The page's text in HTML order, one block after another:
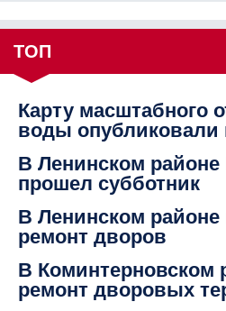
ТОП
Карту масштабного
воды опубликовали
В Ленинском
прошел субботник
В Ленинском районе
ремонт дворов
В Коминтерновском
ремонт дворовых